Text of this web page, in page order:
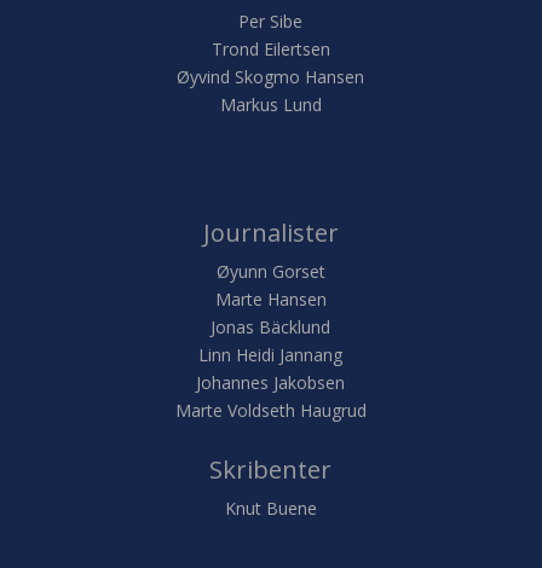
Per Sibe
Trond Eilertsen
Øyvind Skogmo Hansen
Markus Lund
Journalister
Øyunn Gorset
Marte Hansen
Jonas Bäcklund
Linn Heidi Jannang
Johannes Jakobsen
Marte Voldseth Haugrud
Skribenter
Knut Buene